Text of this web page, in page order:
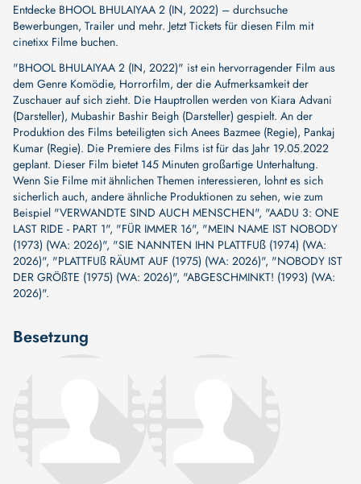
Entdecke BHOOL BHULAIYAA 2 (IN, 2022) – durchsuche
Bewerbungen, Trailer und mehr. Jetzt Tickets für diesen Film mit
cinetixx Filme buchen.
"BHOOL BHULAIYAA 2 (IN, 2022)" ist ein hervorragender Film aus
dem Genre Komödie, Horrorfilm, der die Aufmerksamkeit der
Zuschauer auf sich zieht. Die Hauptrollen werden von Kiara Advani
(Darsteller), Mubashir Bashir Beigh (Darsteller) gespielt. An der
Produktion des Films beteiligten sich Anees Bazmee (Regie), Pankaj
Kumar (Regie). Die Premiere des Films ist für das Jahr 19.05.2022
geplant. Dieser Film bietet 145 Minuten großartige Unterhaltung.
Wenn Sie Filme mit ähnlichen Themen interessieren, lohnt es sich
sicherlich auch, andere ähnliche Produktionen zu sehen, wie zum
Beispiel "VERWANDTE SIND AUCH MENSCHEN", "AADU 3: ONE
LAST RIDE - PART 1", "FÜR IMMER 16", "MEIN NAME IST NOBODY
(1973) (WA: 2026)", "SIE NANNTEN IHN PLATTFUß (1974) (WA:
2026)", "PLATTFUß RÄUMT AUF (1975) (WA: 2026)", "NOBODY IST
DER GRÖßTE (1975) (WA: 2026)", "ABGESCHMINKT! (1993) (WA:
2026)".
Besetzung